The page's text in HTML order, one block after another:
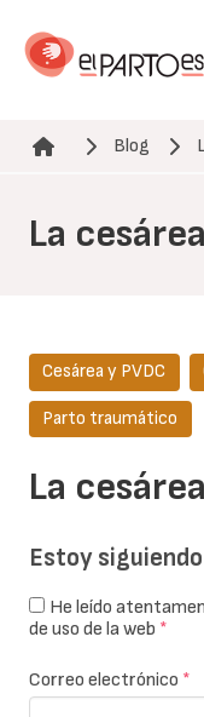
contenido
Ruta de navegación
Blog
La
La
Cesárea y PVDC
Parto traumático
Estoy
He leído
de uso de la web *
Correo electrónico *